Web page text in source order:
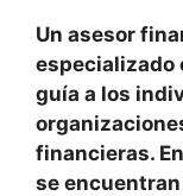
Un asesor
especializado
guía a los
financieras.
se